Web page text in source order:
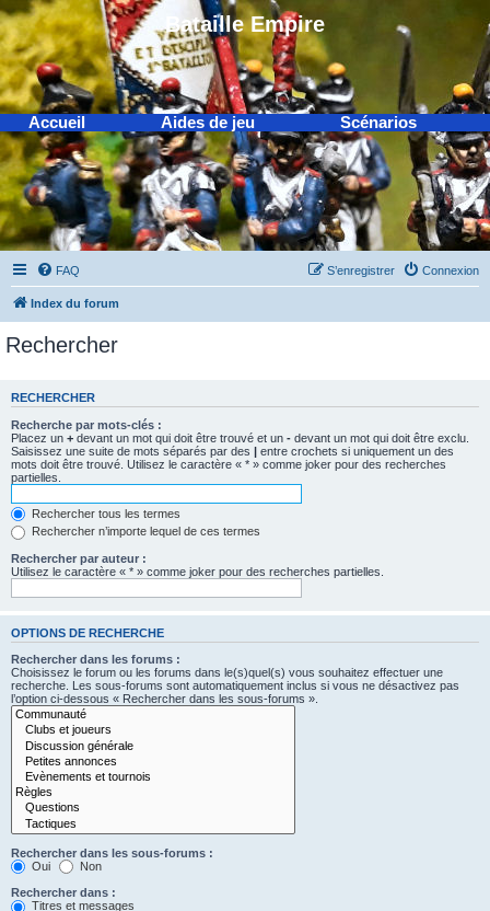
Bataille Empire
Accueil Aides de jeu Scénarios
FAQ Connexion
S’enregistrer
Index du forum
Rechercher
RECHERCHER
Recherche par mots-clés :
Placez un + devant un mot qui doit être trouvé et un - devant un mot qui doit être exclu.
Saisissez une suite de mots séparés par des | entre crochets si uniquement un des
mots doit être trouvé. Utilisez le caractère « * » comme joker pour des recherches
partielles.
Rechercher tous les termes
Rechercher n’importe lequel de ces termes
Rechercher par auteur :
Utilisez le caractère « * » comme joker pour des recherches partielles.
OPTIONS DE RECHERCHE
Rechercher dans les forums :
Choisissez le forum ou les forums dans le(s)quel(s) vous souhaitez effectuer une
recherche. Les sous-forums sont automatiquement inclus si vous ne désactivez pas
l’option ci-dessous « Rechercher dans les sous-forums ».
Rechercher dans les sous-forums :
Oui
Non
Rechercher dans :
Titres et messages